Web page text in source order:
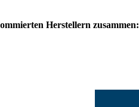
Herstellern zusammen: